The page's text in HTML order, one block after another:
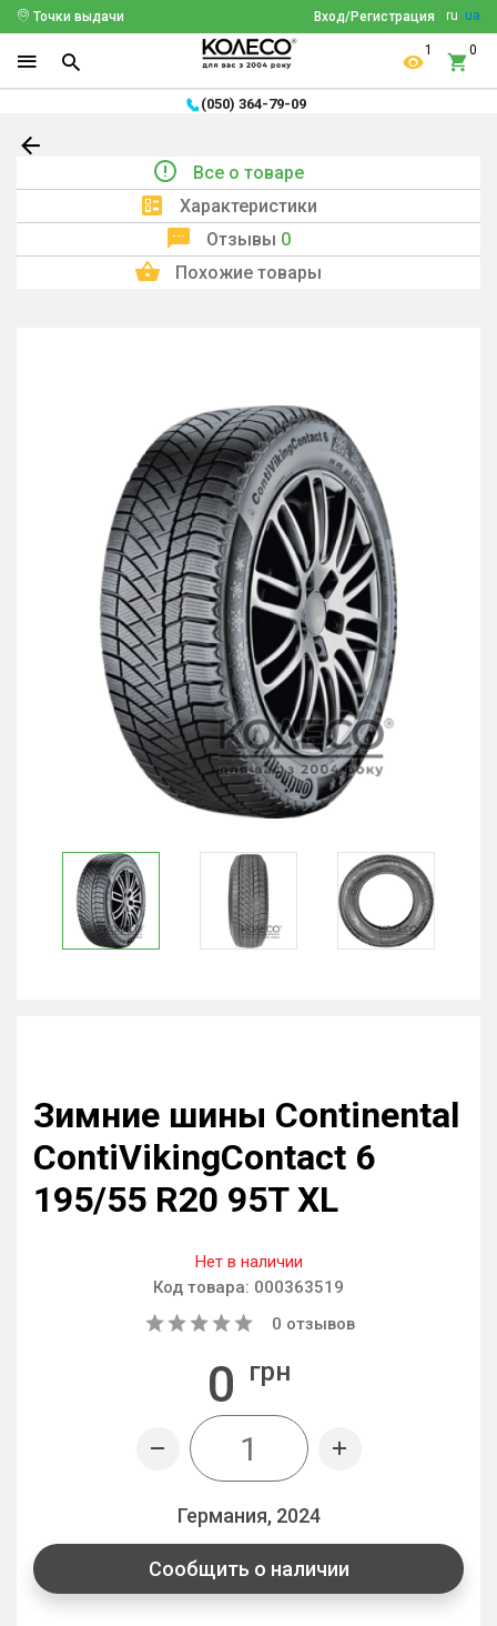
ru ua
Вход/Регистрация
Точки выдачи
1 0
(050) 364-79-09
Все о товаре
Характеристики
Отзывы 0
Похожие товары
Зимние шины Continental
ContiVikingContact 6
195/55 R20 95T XL
Нет в наличии
Код товара: 000363519
0 отзывов
0 грн
Германия, 2024
Сообщить о наличии